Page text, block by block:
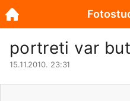
portreti var
15.11.2010. 23:31